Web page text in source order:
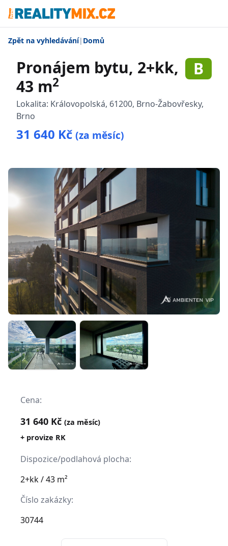
Zpět na vyhledávání| Domů
Pronájem bytu, 2+kk,
43 m2
B
Lokalita: Královopolská, 61200, Brno-Žabovřesky,
Brno
31 640 Kč (za měsíc)
Cena:
31 640 Kč (za měsíc)
+ provize RK
Dispozice/podlahová plocha:
2+kk / 43 m²
Číslo zakázky:
30744